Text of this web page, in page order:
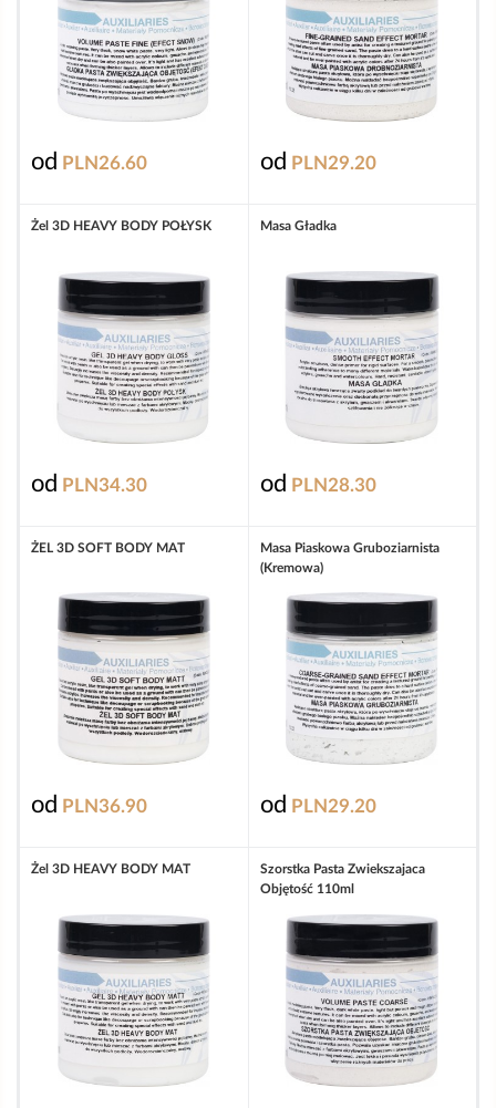
od PLN26.60 od PLN29.20
Żel 3D HEAVY BODY POŁYSK
od PLN34.30
Masa Gładka
od PLN28.30
ŻEL 3D SOFT BODY MAT
od PLN36.90
Masa Piaskowa Gruboziarnista
(kremowa)
od PLN29.20
Żel 3D HEAVY BODY MAT
Szorstka Pasta Zwiekszajaca
Objętość 110ml